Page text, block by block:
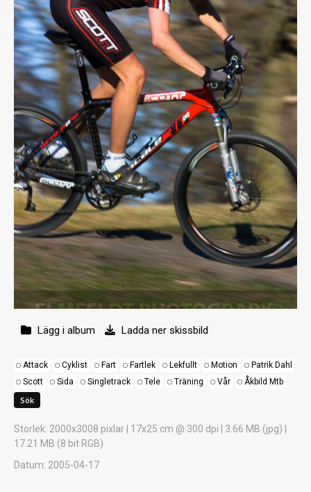
Lägg i album Ladda ner skissbild
Attack Cyklist Fart Fartlek Lekfullt Motion
Patrik Dahl
Scott
Sida Singletrack Tele Träning Vår Åkbild Mtb
Storlek: 2000x3008 pixlar | 17x25 cm @ 300 dpi | 3.66 MB (jpg) |
17.21 MB (8 bit RGB)
Datum: 2005-04-17